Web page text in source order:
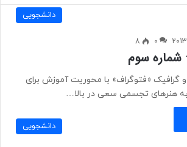
دانشجویی
0
8
شماره سوم
«فتوگراف» با محوریت آموزش برای
هنرهای تجسمی سعی در بالا…
دانشجویی